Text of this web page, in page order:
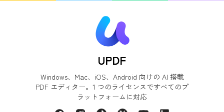
UPDF
Windows、Mac、iOS、Android 向けの AI 搭載
PDF エディター。1 つのライセンスですべてのプ
ラットフォームに対応